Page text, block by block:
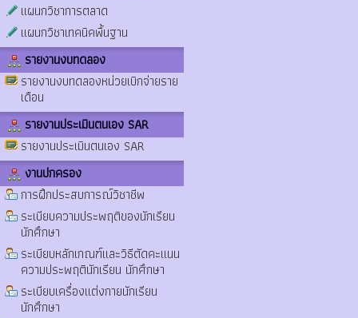
แผนกวิชาการตลาด
แผนกวิชาเทคนิคพื้นฐาน
รายงานงบทดลอง
รายงานงบทดลองหน่วยเบิกจ่ายราย
เดือน
รายงานประเมินตนเอง SAR
รายงานประเมินตนเอง SAR
งานปกครอง
การฝึกประสบการณ์วิชาชีพ
ระเบียบความประพฤติของนักเรียน
นักศึกษา
ระเบียบหลักเกณฑ์และวิธีตัดคะแนน
ความประพฤตินักเรียน นักศึกษา
ระเบียบเครื่องแต่งกายนักเรียน
นักศึกษา